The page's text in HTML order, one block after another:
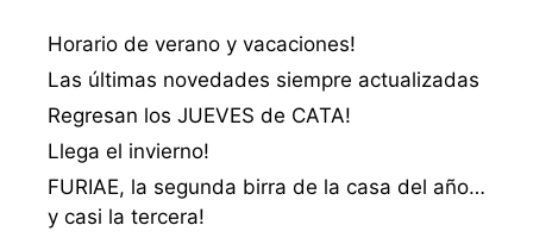
Horario de verano y vacaciones!
Las últimas novedades siempre actualizadas
Regresan los JUEVES de CATA!
Llega el invierno!
FURIAE, la segunda birra de la casa del año…
y casi la tercera!